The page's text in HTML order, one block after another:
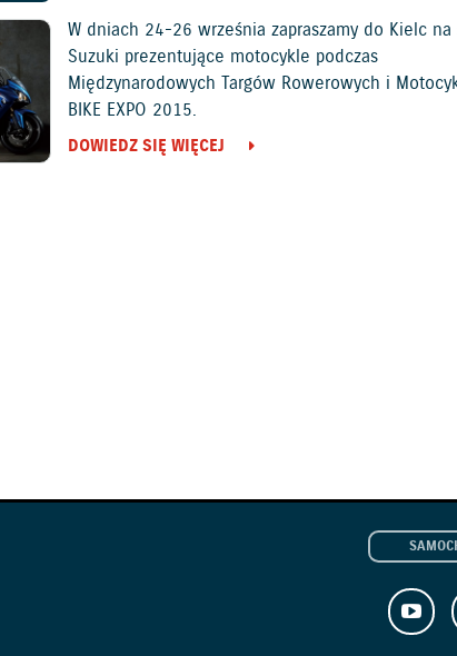
W dniach 24-26 września zapraszamy do Kielc na
Suzuki prezentujące motocykle podczas
Międzynarodowych Targów Rowerowych i
BIKE EXPO 2015.
DOWIEDZ SIĘ WIĘCEJ